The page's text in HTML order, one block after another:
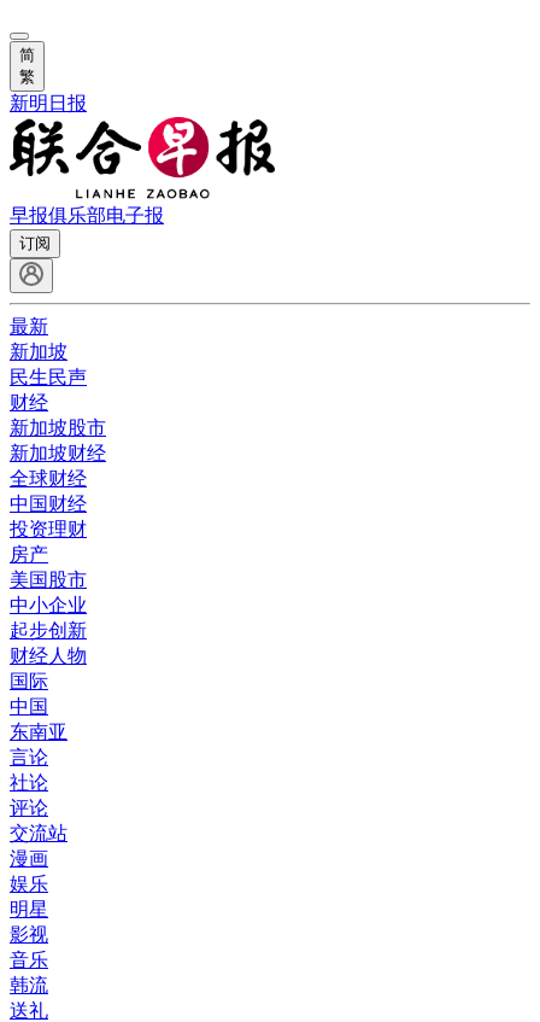
简
繁
新明日报
早报俱乐部电子报
订阅
最新
新加坡
民生民声
财经
新加坡股市
新加坡财经
全球财经
中国财经
投资理财
房产
美国股市
中小企业
起步创新
财经人物
国际
中国
东南亚
言论
社论
评论
交流站
漫画
娱乐
明星
影视
音乐
韩流
送礼